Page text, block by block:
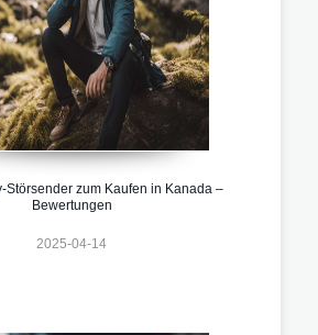
Störsender zum Kaufen in Kanada –
Bewertungen
2025-04-14